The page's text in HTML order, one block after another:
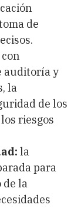
de
con
auditoría y
la
de los
riesgos
la
para
la